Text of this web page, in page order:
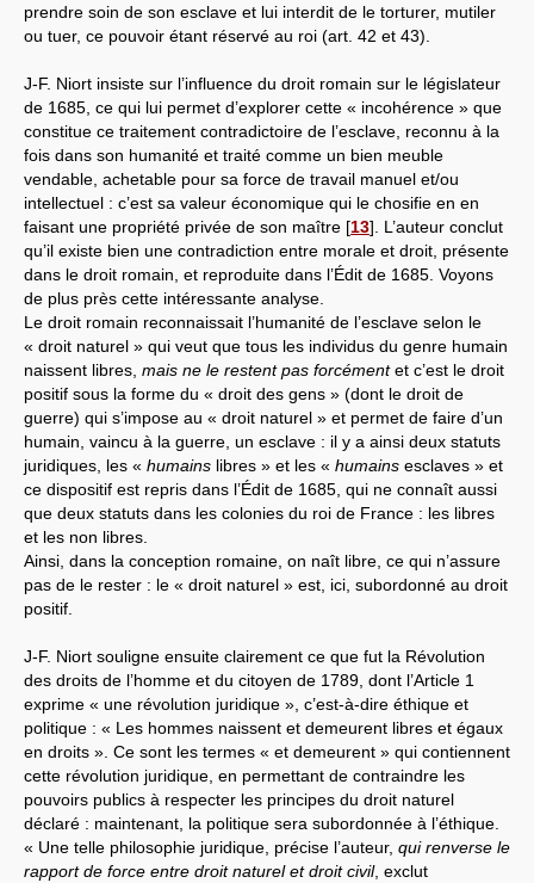
prendre soin de son esclave et lui interdit de le torturer, mutiler
ou tuer, ce pouvoir étant réservé au roi (art. 42 et 43).
J-F. Niort insiste sur l’influence du droit romain sur le législateur
de 1685, ce qui lui permet d’explorer cette « incohérence » que
constitue ce traitement contradictoire de l’esclave, reconnu à la
fois dans son humanité et traité comme un bien meuble
vendable, achetable pour sa force de travail manuel et/ou
intellectuel : c’est sa valeur économique qui le chosifie en en
faisant une propriété privée de son maître [13] . L’auteur conclut
qu’il existe bien une contradiction entre morale et droit, présente
dans le droit romain, et reproduite dans l’Édit de 1685. Voyons
de plus près cette intéressante analyse.
Le droit romain reconnaissait l’humanité de l’esclave selon le
« droit naturel » qui veut que tous les individus du genre humain
naissent libres, mais ne le restent pas forcémentet c’est le droit
positif sous la forme du « droit des gens » (dont le droit de
guerre) qui s’impose au « droit naturel » et permet de faire d’un
humain, vaincu à la guerre, un esclave : il y a ainsi deux statuts
juridiques, les « humains libres » et les « humains esclaves » et
ce dispositif est repris dans l’Édit de 1685, qui ne connaît aussi
que deux statuts dans les colonies du roi de France : les libres
et les non libres.
Ainsi, dans la conception romaine, on naît libre, ce qui n’assure
pas de le rester : le « droit naturel » est, ici, subordonné au droit
positif.
J-F. Niort souligne ensuite clairement ce que fut la Révolution
des droits de l’homme et du citoyen de 1789, dont l’Article 1
exprime « une révolution juridique », c’est-à-dire éthique et
politique : « Les hommes naissent et demeurent libres et égaux
en droits ». Ce sont les termes « et demeurent » qui contiennent
cette révolution juridique, en permettant de contraindre les
pouvoirs publics à respecter les principes du droit naturel
déclaré : maintenant, la politique sera subordonnée à l’éthique.
« Une telle philosophie juridique, précise l’auteur, qui renverse le
rapport de force entre droit naturel et droit civil, exclut